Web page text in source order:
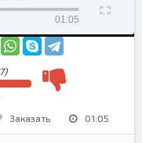
01:05
)
Заказать 01:05